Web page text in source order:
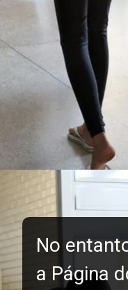
No
a Página